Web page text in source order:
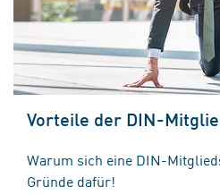
Vorteile der DIN-
Warum sich eine DIN-
Gründe dafür!